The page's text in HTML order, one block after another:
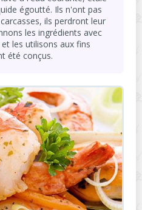
égoutté. Ils n'ont pas
ils perdront leur
les ingrédients avec
les utilisons aux fins
été conçus.